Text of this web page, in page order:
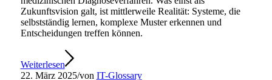
Zukunftsvision galt, ist mittlerweile Realität: Systeme, die
selbstständig lernen, komplexe Muster erkennen und
Entscheidungen treffen können.
Weiterlesen
22. März 2025/von IT-Glossary